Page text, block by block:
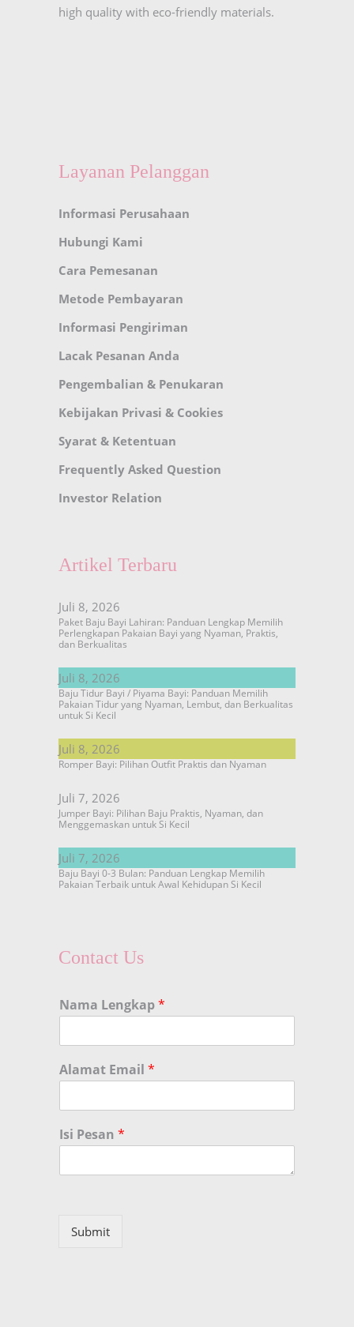
high quality with eco-friendly materials.
Layanan Pelanggan
Informasi Perusahaan
Hubungi Kami
Cara Pemesanan
Metode Pembayaran
Informasi Pengiriman
Lacak Pesanan Anda
Pengembalian & Penukaran
Kebijakan Privasi & Cookies
Syarat & Ketentuan
Frequently Asked Question
Investor Relation
Artikel Terbaru
Juli 8, 2026
Paket Baju Bayi Lahiran: Panduan Lengkap Memilih
Perlengkapan Pakaian Bayi yang Nyaman, Praktis,
dan Berkualitas
Juli 8, 2026
Baju Tidur Bayi / Piyama Bayi: Panduan Memilih
Pakaian Tidur yang Nyaman, Lembut, dan Berkualitas
untuk Si Kecil
Juli 8, 2026
Romper Bayi: Pilihan Outfit Praktis dan Nyaman
Juli 7, 2026
Jumper Bayi: Pilihan Baju Praktis, Nyaman, dan
Menggemaskan untuk Si Kecil
Juli 7, 2026
Baju Bayi 0-3 Bulan: Panduan Lengkap Memilih
Pakaian Terbaik untuk Awal Kehidupan Si Kecil
Contact Us
Nama Lengkap*
Alamat Email *
Isi Pesan *
Submit